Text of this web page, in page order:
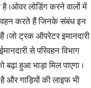
News
।ओवर लोडिंग करने वालों में
करते हैं जिनके संबंध इन
।जो ट्रक ऑपरेटर इमानदारी
से परिवहन विभाग
हुआ भाड़ा मिल पाएगा ।
और गाड़ियों की लाइफ भी